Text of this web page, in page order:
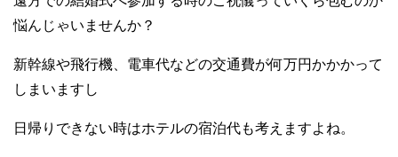
悩んじゃいませんか？
新幹線や飛行機、電車代などの交通費が何万円かかかって
しまいますし
日帰りできない時はホテルの宿泊代も考えますよね。